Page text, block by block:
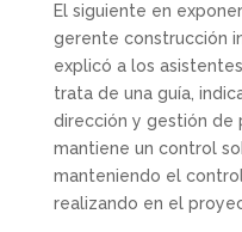
El siguiente en
gerente construcción
explicó a los
trata de una guía,
dirección y gestión de
mantiene un control
manteniendo el
realizando en el